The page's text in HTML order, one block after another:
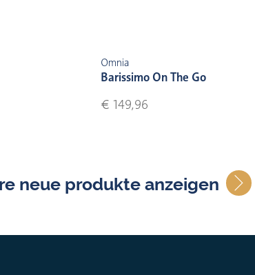
Omnia
Barissimo On The Go
€ 149,96
neue produkte anzeigen